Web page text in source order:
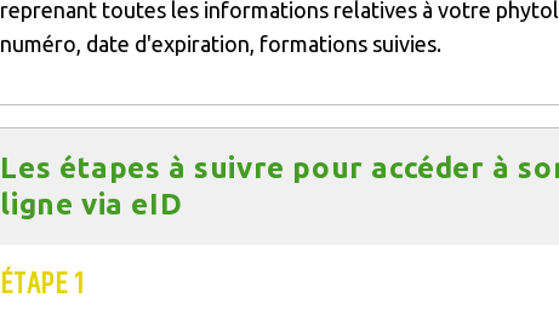
reprenant toutes les informations relatives à votre
numéro, date d'expiration, formations suivies.
Les étapes à suivre pour accéder à
ligne via eID
ÉTAPE 1